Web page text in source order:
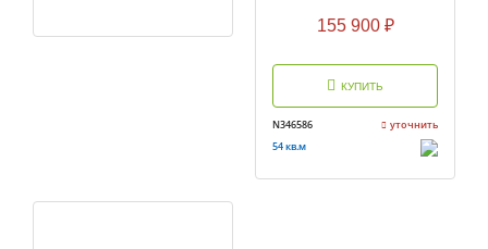
155 900₽
КУПИТЬ
N346586
уточнить
54 кв.м